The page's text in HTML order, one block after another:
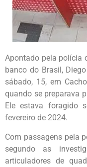
Apontado pela polícia
banco do Brasil,
sábado, 15, em
quando se preparava
Ele estava foragido
fevereiro de 2024.
Com passagens pela
segundo as
articuladores de